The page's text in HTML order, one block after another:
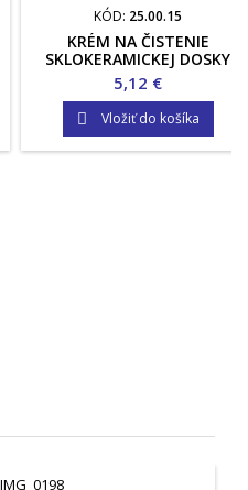
KÓD: 25.00.15
KRÉM NA ČISTENIE
SKLOKERAMICKEJ DOSKY
Cena
5,12 €
 Vložiť do košíka